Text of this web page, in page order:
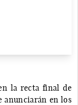
la recta final de
anunciarán en los